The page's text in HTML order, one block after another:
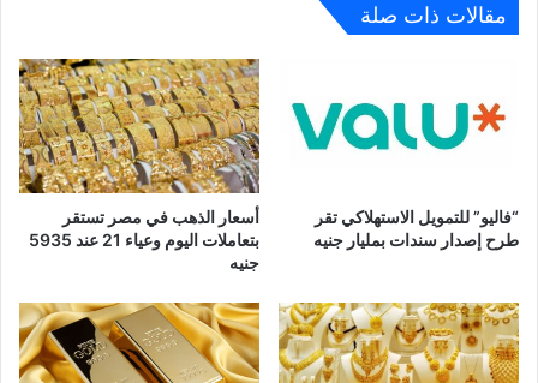
مقالات ذات صلة
“فاليو” للتمويل الاستهلاكي تقر
طرح إصدار سندات بمليار جنيه
أسعار الذهب في مصر تستقر
بتعاملات اليوم وعياء 21 عند 5935
جنيه